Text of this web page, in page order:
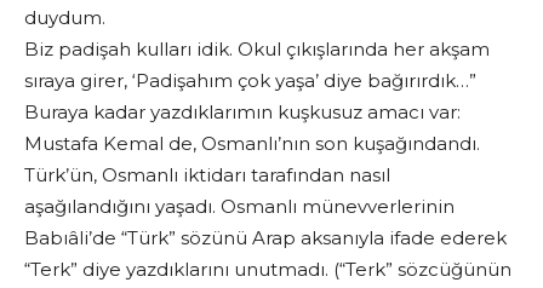
duydum.
Biz padişah kulları idik. Okul çıkışlarında her akşam
sıraya girer, ‘Padişahım çok yaşa’ diye bağırırdık…”
Buraya kadar yazdıklarımın kuşkusuz amacı var:
Mustafa Kemal de, Osmanlı’nın son kuşağındandı.
Türk’ün, Osmanlı iktidarı tarafından nasıl
aşağılandığını yaşadı. Osmanlı münevverlerinin
Babıâli’de “Türk” sözünü Arap aksanıyla ifade ederek
“Terk” diye yazdıklarını unutmadı. (“Terk” sözcüğünün